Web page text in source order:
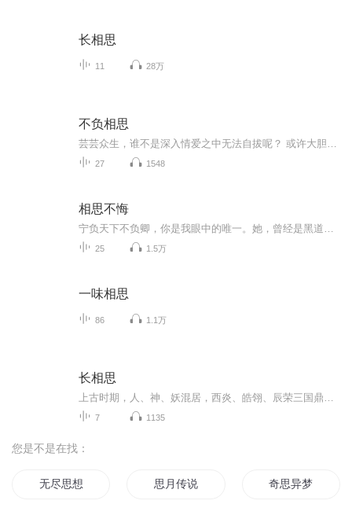
长相思
11 28万
不负相思
27 1548
相思不悔
25 1.5万
一味相思
86 1.1万
长相思
7 1135
您是不是在找：
无尽思想 思月传说 奇思异梦